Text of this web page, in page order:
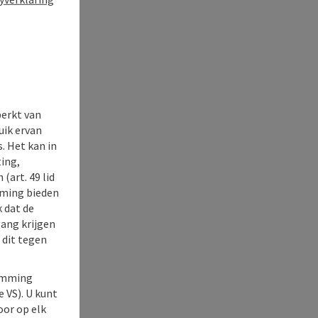
van
ervan
Het kan in
(art. 49 lid
bieden
dat de
krijgen
dit tegen
U kunt
op elk